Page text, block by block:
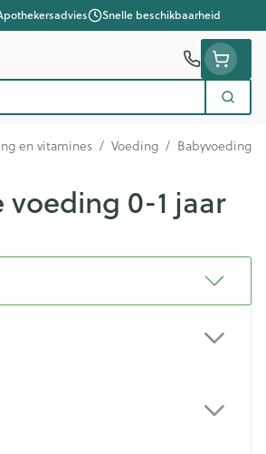
Snelle beschikbaarheid
Zoek
en vitamines / Voeding / Babyvoeding
voeding 0-1 jaar